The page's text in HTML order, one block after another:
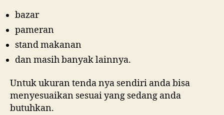
bazar
pameran
stand makanan
dan masih banyak lainnya.
Untuk ukuran tenda nya sendiri anda bisa
menyesuaikan sesuai yang sedang anda
butuhkan.